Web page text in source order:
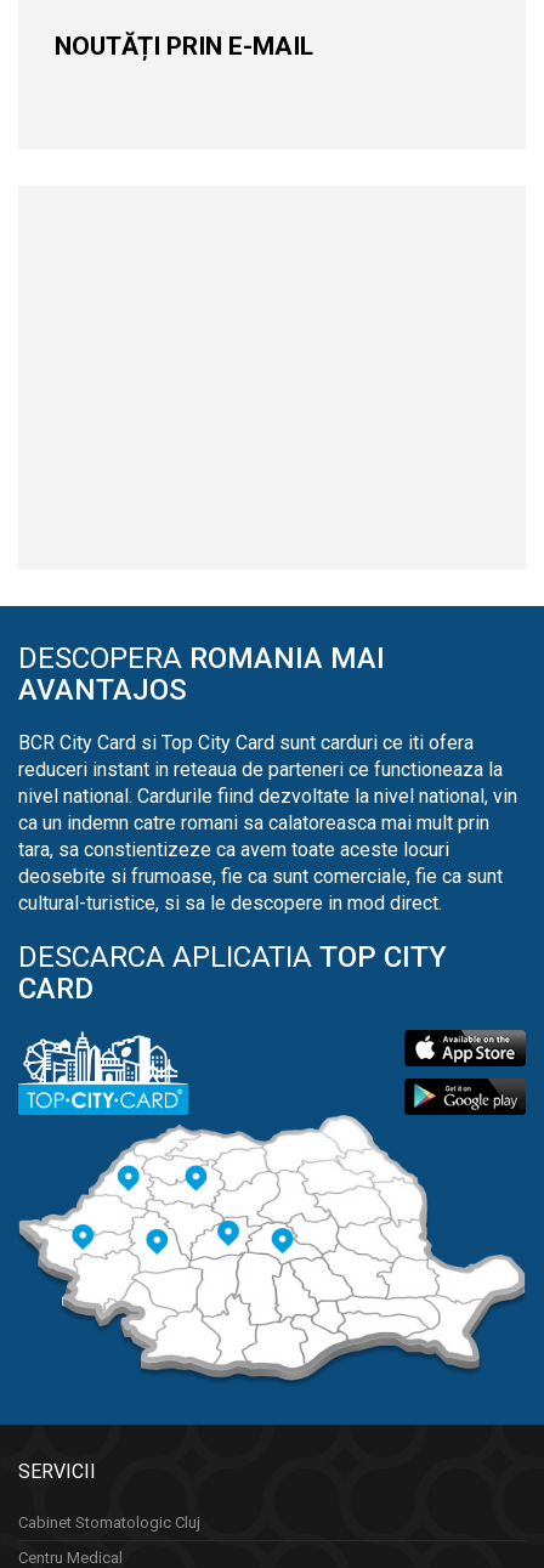
NOUTĂȚI PRIN E-MAIL
DESCOPERA ROMANIA MAI
AVANTAJOS
BCR City Card si Top City Card sunt carduri ce iti ofera
reduceri instant in reteaua de parteneri ce functioneaza la
nivel national. Cardurile fiind dezvoltate la nivel national, vin
ca un indemn catre romani sa calatoreasca mai mult prin
tara, sa constientizeze ca avem toate aceste locuri
deosebite si frumoase, fie ca sunt comerciale, fie ca sunt
cultural-turistice, si sa le descopere in mod direct.
DESCARCA APLICATIA TOP CITY
CARD
SERVICII
Cabinet Stomatologic Cluj
Centru Medical